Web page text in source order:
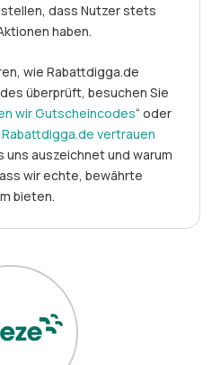
dass Nutzer stets
haben.
wie Rabattdigga.de
überprüft, besuchen Sie
wir Gutscheincodes“ oder
Rabattdigga.de vertrauen
uns auszeichnet und warum
wir echte, bewährte
bieten.